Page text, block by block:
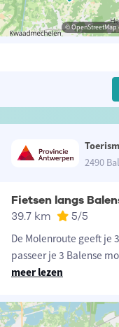
© OpenStreetMap
2490
Fietsen langs
39.7 km 5/5
De Molenroute geeft je
passeer je 3 Balense
meer lezen